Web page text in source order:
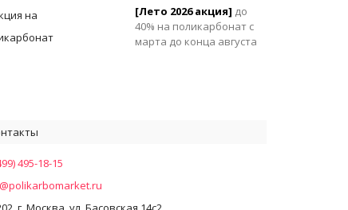
[Лето 2026 акция] до
40% на поликарбонат с
марта до конца августа
495-18-15